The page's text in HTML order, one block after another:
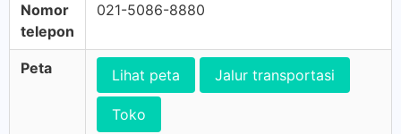
Nomor
telepon
021-5086-8880
Peta Lihat peta Jalur transportasi
Toko